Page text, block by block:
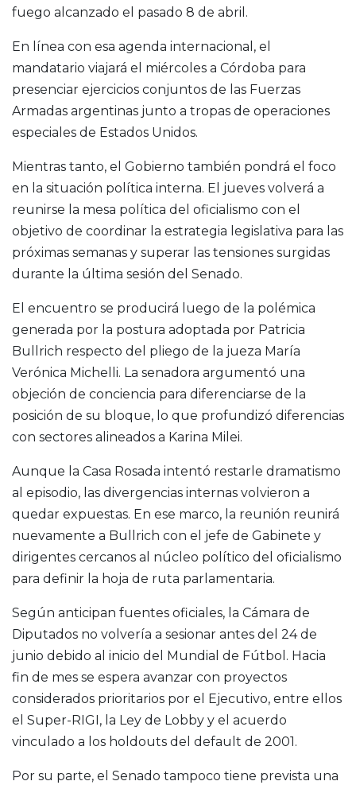
fuego alcanzado el pasado 8 de abril.
En línea con esa agenda internacional, el
mandatario viajará el miércoles a Córdoba para
presenciar ejercicios conjuntos de las Fuerzas
Armadas argentinas junto a tropas de operaciones
especiales de Estados Unidos.
Mientras tanto, el Gobierno también pondrá el foco
en la situación política interna. El jueves volverá a
reunirse la mesa política del oficialismo con el
objetivo de coordinar la estrategia legislativa para las
próximas semanas y superar las tensiones surgidas
durante la última sesión del Senado.
El encuentro se producirá luego de la polémica
generada por la postura adoptada por Patricia
Bullrich respecto del pliego de la jueza María
Verónica Michelli. La senadora argumentó una
objeción de conciencia para diferenciarse de la
posición de su bloque, lo que profundizó diferencias
con sectores alineados a Karina Milei.
Aunque la Casa Rosada intentó restarle dramatismo
al episodio, las divergencias internas volvieron a
quedar expuestas. En ese marco, la reunión reunirá
nuevamente a Bullrich con el jefe de Gabinete y
dirigentes cercanos al núcleo político del oficialismo
para definir la hoja de ruta parlamentaria.
Según anticipan fuentes oficiales, la Cámara de
Diputados no volvería a sesionar antes del 24 de
junio debido al inicio del Mundial de Fútbol. Hacia
fin de mes se espera avanzar con proyectos
considerados prioritarios por el Ejecutivo, entre ellos
el Super-RIGI, la Ley de Lobby y el acuerdo
vinculado a los holdouts del default de 2001.
Por su parte, el Senado tampoco tiene prevista una